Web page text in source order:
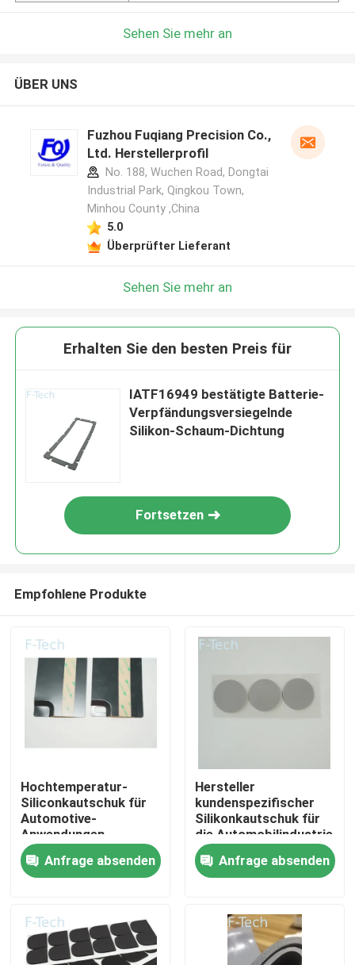
Zu Hause
Videos
Sehen Sie mehr an
ÜBER UNS
Fuzhou Fuqiang Precision Co.,
Ltd. Herstellerprofil
No. 188, Wuchen Road, Dongtai
Industrial Park, Qingkou Town,
Minhou County ,China
5.0
Überprüfter Lieferant
Sehen Sie mehr an
Erhalten Sie den besten Preis für
IATF16949 bestätigte Batterie-
Verpfändungsversiegelnde
Silikon-Schaum-Dichtung
Fortsetzen
Empfohlene Produkte
Hochtemperatur-
Siliconkautschuk für
Automotive-
Anwendungen
Anfrage absenden
Hersteller
kundenspezifischer
Silikonkautschuk für
die Automobilindustrie
Anfrage absenden